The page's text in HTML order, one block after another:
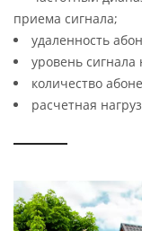
приема сигнала;
удаленность
уровень
количество
расчетная